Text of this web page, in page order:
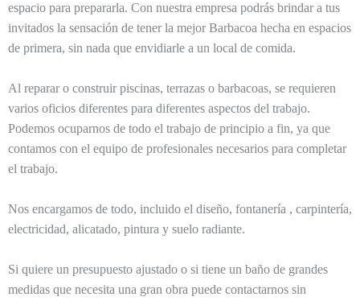
espacio para prepararla. Con nuestra empresa podrás brindar a tus
invitados la sensación de tener la mejor Barbacoa hecha en espacios
de primera, sin nada que envidiarle a un local de comida.
Al reparar o construir piscinas, terrazas o barbacoas, se requieren
varios oficios diferentes para diferentes aspectos del trabajo.
Podemos ocuparnos de todo el trabajo de principio a fin, ya que
contamos con el equipo de profesionales necesarios para completar
el trabajo.
Nos encargamos de todo, incluido el diseño, fontanería , carpintería,
electricidad, alicatado, pintura y suelo radiante.
Si quiere un presupuesto ajustado o si tiene un baño de grandes
medidas que necesita una gran obra puede contactarnos sin